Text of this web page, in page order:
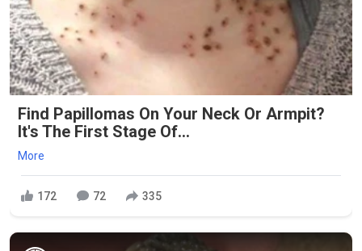
Find Papillomas On Your Neck Or Armpit?
It's The First Stage Of...
More
172 72 335